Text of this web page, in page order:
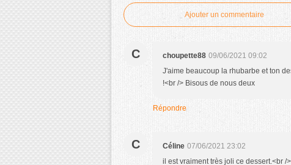
Ajouter un commentaire
C choupette88 09/06/2021 09:02
J'aime beaucoup la rhubarbe et ton
!<br /> Bisous de nous deux
Répondre
C Céline 07/06/2021 23:02
il est vraiment très joli ce dessert.<br